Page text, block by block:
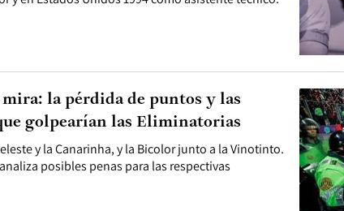
y la Canarinha, y la Bicolor junto a la Vinotinto.
posibles penas para las respectivas
la pérdida de puntos y las
golpearían las Eliminatorias